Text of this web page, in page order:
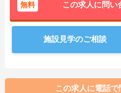
無料 この求人に問い
施設見学のご相談
この求人に電話